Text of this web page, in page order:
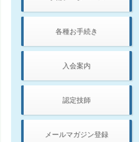
各種お手続き
入会案内
認定技師
メールマガジン登録